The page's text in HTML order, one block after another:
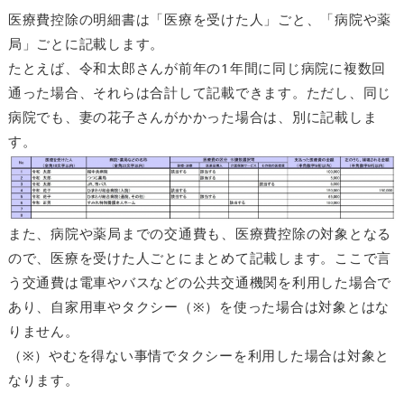
医療費控除の明細書は「医療を受けた人」ごと、「病院や薬
局」ごとに記載します。
たとえば、令和太郎さんが前年の1年間に同じ病院に複数回
通った場合、それらは合計して記載できます。ただし、同じ
病院でも、妻の花子さんがかかった場合は、別に記載しま
す。
また、病院や薬局までの交通費も、医療費控除の対象となる
ので、医療を受けた人ごとにまとめて記載します。ここで言
う交通費は電車やバスなどの公共交通機関を利用した場合で
あり、自家用車やタクシー（※）を使った場合は対象とはな
りません。
（※）やむを得ない事情でタクシーを利用した場合は対象と
なります。